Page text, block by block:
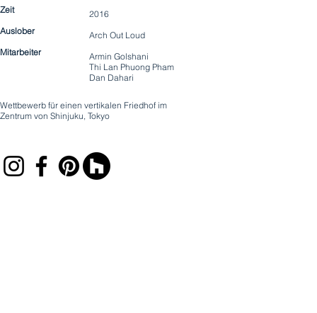
Zeit
Auslober
Mitarbeiter
Wettbewerb für einen vertikalen Friedhof im
Zentrum von Shinjuku, Tokyo
2016
Arch Out Loud
Armin Golshani
Thi Lan Phuong Pham
Dan Dahari